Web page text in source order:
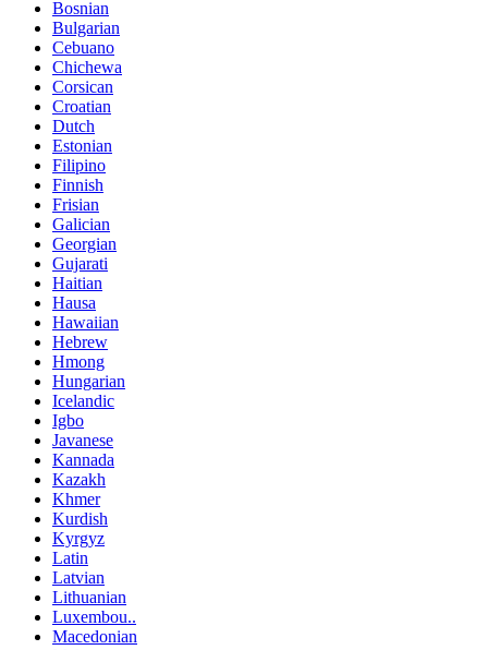
Bosnian
Bulgarian
Cebuano
Chichewa
Corsican
Croatian
Dutch
Estonian
Filipino
Finnish
Frisian
Galician
Georgian
Gujarati
Haitian
Hausa
Hawaiian
Hebrew
Hmong
Hungarian
Icelandic
Igbo
Javanese
Kannada
Kazakh
Khmer
Kurdish
Kyrgyz
Latin
Latvian
Lithuanian
Luxembou..
Macedonian